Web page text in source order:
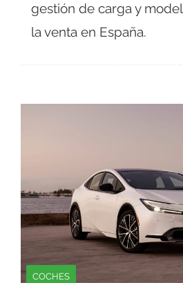
gestión de carga y
la venta en España.
COCHES